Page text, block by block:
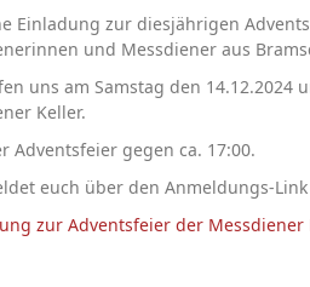
Einladung zur diesjährigen
und Messdiener aus
uns am Samstag den 14.12.2024
Keller.
Adventsfeier gegen ca. 17:00.
euch über den Anmeldungs-Link
zur Adventsfeier der Messdiener